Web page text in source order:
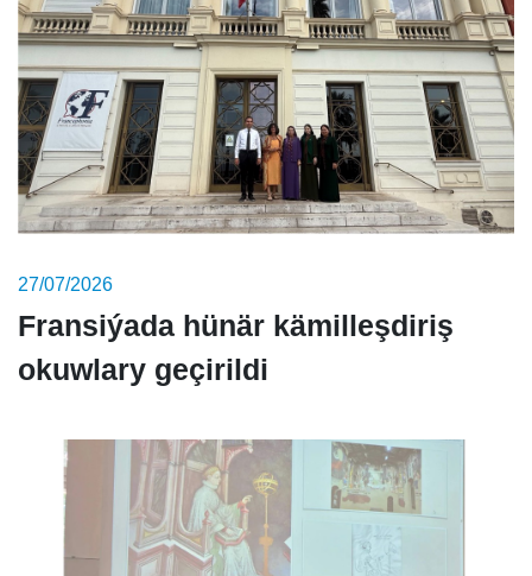
27/07/2026
Fransiýada hünär kämilleşdiriş
okuwlary geçirildi